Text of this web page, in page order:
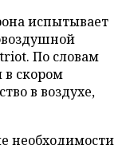
испытывает
По словам
в скором
в воздухе,
необходимости